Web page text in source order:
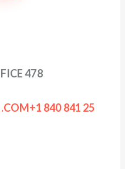
478
+1 840 841 25